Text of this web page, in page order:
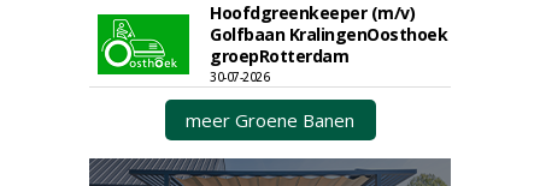
Hoofdgreenkeeper (m/v)
Golfbaan KralingenOosthoek
groepRotterdam
30-07-2026
meer Groene Banen